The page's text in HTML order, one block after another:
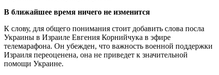
В ближайшее время ничего не изменится
К слову, для общего понимания стоит добавить слова посла
Украины в Израиле Евгения Корнийчука в эфире
телемарафона. Он убежден, что важность военной поддержки
Израиля переоценена, она не приведет к значительной
помощи Украине.